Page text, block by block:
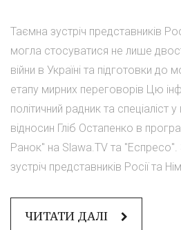
Таємна зустріч представників
могла стосуватися не лише
війни в Україні та підготовки
етапу мирних переговорів Цю
політичний радник та спеціаліст
відносин Гліб Остапенко в
Ранок" на Slawa.TV та
зустріч представників Росії та
ЧИТАТИ ДАЛІ